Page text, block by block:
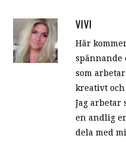
VIVI
Här
som
kreativt
Jag arbetar
en andlig
dela med